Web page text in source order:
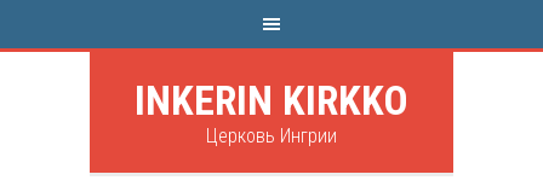
INKERIN KIRKKO
Церковь Ингрии